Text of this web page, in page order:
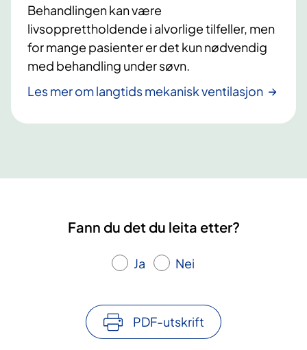
Behandlingen kan være
livsopprettholdende i alvorlige tilfeller, men
for mange pasienter er det kun nødvendig
med behandling under søvn.
Les mer om langtids mekanisk ventilasjon
Fann du det du leita etter?
Ja Nei
PDF-utskrift